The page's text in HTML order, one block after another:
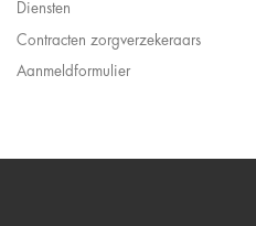
Diensten
Contracten zorgverzekeraars
Aanmeldformulier